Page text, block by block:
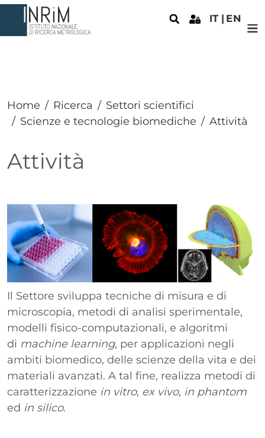
Salta al contenuto principale
IT EN
Home Ricerca
Settori scientifici
Scienze e tecnologie biomediche
Attività
Attività
Paragrafo
Immagine
Il Settore sviluppa tecniche di misura e di
microscopia, metodi di analisi sperimentale,
modelli fisico-computazionali, e algoritmi
di machine learning, per applicazioni negli
ambiti biomedico, delle scienze della vita e dei
materiali avanzati. A tal fine, realizza metodi di
caratterizzazione in vitro, ex vivo, in phantom
ed in silico.